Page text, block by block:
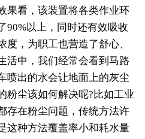
果看，该装置将各类作业环
90%以上，同时还有效吸收
，为职工也营造了舒心、
活中，我们经常会看到马路
喷出的水会让地面上的灰尘
粉尘该如何解决呢?比如工业
存在粉尘问题，传统方法许
这种方法覆盖率小和耗水量